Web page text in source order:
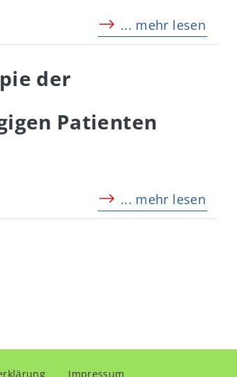
... mehr lesen
der
Patienten
... mehr lesen
Impressum